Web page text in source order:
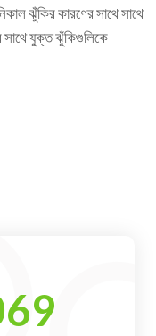
ঝুঁকির কারণের সাথে সাথে
যুক্ত ঝুঁকিগুলিকে